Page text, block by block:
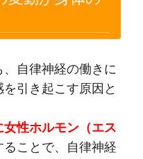
自律神経の働きに
引き起こす原因と
女性ホルモン（エス
ることで、自律神経